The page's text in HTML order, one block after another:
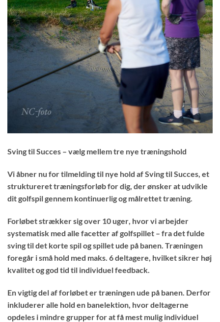
Sving til Succes – vælg mellem tre nye træningshold
Vi åbner nu for tilmelding til nye hold afSving til Succes, et
struktureret træningsforløb for dig, der ønsker at udvikle
dit golfspil gennem kontinuerlig og målrettet træning.
Forløbet strækker sig over 10 uger, hvor vi arbejder
systematisk med alle facetter af golfspillet – fra det fulde
sving til det korte spil og spillet ude på banen. Træningen
foregår i små hold med maks. 6 deltagere, hvilket sikrer høj
kvalitet og god tid til individuel feedback.
En vigtig del af forløbet er træningen ude på banen. Derfor
inkluderer alle hold en banelektion, hvor deltagerne
opdeles i mindre grupper for at få mest mulig individuel